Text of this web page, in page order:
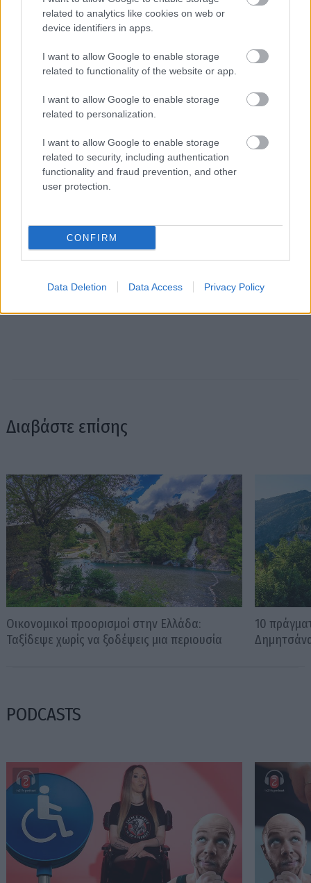
related to analytics like cookies on web or
device identifiers in apps.
I want to allow Google to enable storage
related to functionality of the website or app.
I want to allow Google to enable storage
related to personalization.
I want to allow Google to enable storage
related to security, including authentication
functionality and fraud prevention, and other
user protection.
CONFIRM
Data Deletion Data Access Privacy Policy
Διαβάστε επίσης
Οικονομικοί προορισμοί στην Ελλάδα:
Ταξίδεψε χωρίς να ξοδέψεις μια περιουσία
10
PODCASTS